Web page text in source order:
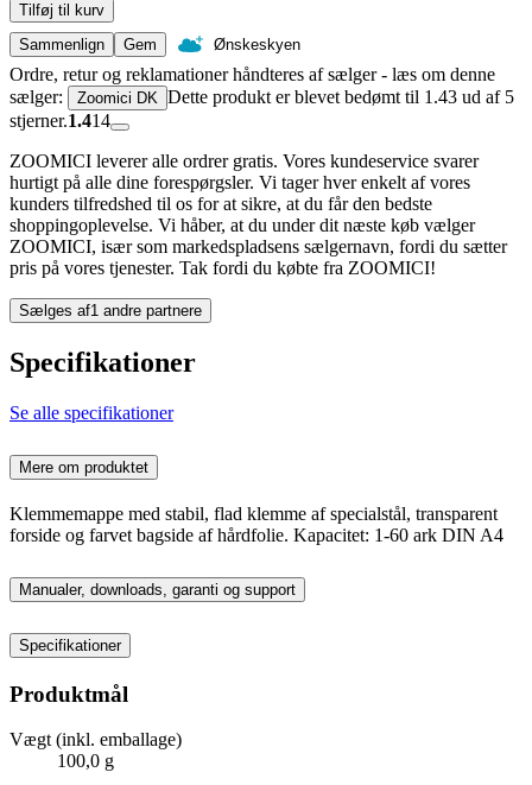
Tilføj til kurv
Sammenlign
Gem Ønskeskyen
Ordre, retur og reklamationer håndteres af sælger - læs om denne
sælger:
Zoomici DK Dette produkt er blevet bedømt til 1.43 ud af 5
stjerner.1.414
ZOOMICI leverer alle ordrer gratis. Vores kundeservice svarer
hurtigt på alle dine forespørgsler. Vi tager hver enkelt af vores
kunders tilfredshed til os for at sikre, at du får den bedste
shoppingoplevelse. Vi håber, at du under dit næste køb vælger
ZOOMICI, især som markedspladsens sælgernavn, fordi du sætter
pris på vores tjenester. Tak fordi du købte fra ZOOMICI!
Sælges af1 andre partnere
Specifikationer
Se alle specifikationer
Mere om produktet
Klemmemappe med stabil, flad klemme af specialstål, transparent
forside og farvet bagside af hårdfolie. Kapacitet: 1-60 ark DIN A4
Manualer, downloads, garanti og support
Specifikationer
Produktmål
Vægt (inkl. emballage)
100,0 g